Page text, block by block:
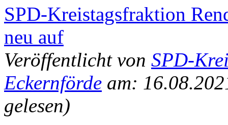
SPD-Kreistagsfraktion
neu auf
Veröffentlicht von SPD-
Eckernförde am:
gelesen)